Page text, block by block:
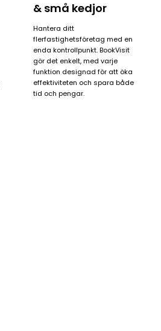
& små kedjor
Hantera ditt
flerfastighetsföretag med en
enda kontrollpunkt.BookVisit
gör det enkelt, med varje
funktion designad för att öka
effektiviteten och spara både
tid och pengar.